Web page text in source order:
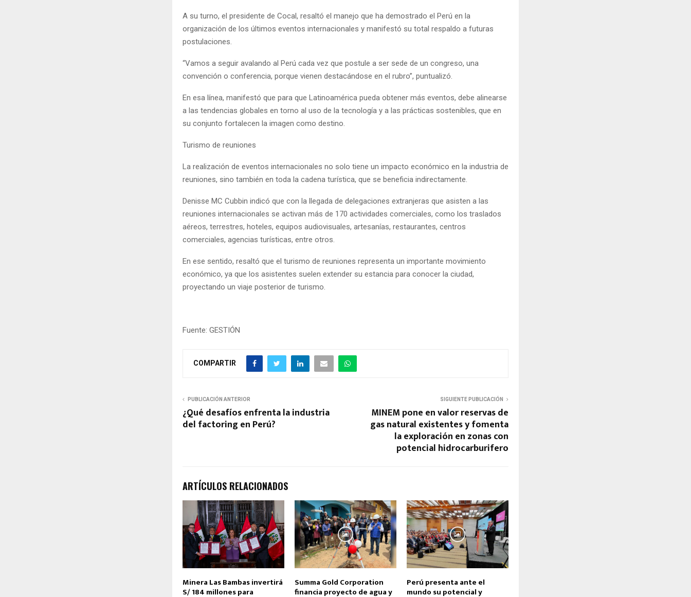
A su turno, el presidente de Cocal, resaltó el manejo que ha demostrado el Perú en la
organización de los últimos eventos internacionales y manifestó su total respaldo a futuras
postulaciones.
“Vamos a seguir avalando al Perú cada vez que postule a ser sede de un congreso, una
convención o conferencia, porque vienen destacándose en el rubro”, puntualizó.
En esa línea, manifestó que para que Latinoamérica pueda obtener más eventos, debe alinearse
a las tendencias globales en torno al uso de la tecnología y a las prácticas sostenibles, que en
su conjunto fortalecen la imagen como destino.
Turismo de reuniones
La realización de eventos internacionales no solo tiene un impacto económico en la industria de
reuniones, sino también en toda la cadena turística, que se beneficia indirectamente.
Denisse MC Cubbin indicó que con la llegada de delegaciones extranjeras que asisten a las
reuniones internacionales se activan más de 170 actividades comerciales, como los traslados
aéreos, terrestres, hoteles, equipos audiovisuales, artesanías, restaurantes, centros
comerciales, agencias turísticas, entre otros.
En ese sentido, resaltó que el turismo de reuniones representa un importante movimiento
económico, ya que los asistentes suelen extender su estancia para conocer la ciudad,
proyectando un viaje posterior de turismo.
Fuente: GESTIÓN
COMPARTIR
PUBLICACIÓN ANTERIOR
¿Qué desafíos enfrenta la industria
del factoring en Perú?
SIGUIENTE PUBLICACIÓN
MINEM pone en valor reservas de
gas natural existentes y fomenta
la exploración en zonas con
potencial hidrocarburifero
ARTÍCULOS RELACIONADOS
Minera Las Bambas invertirá
S/ 184 millones para
Summa Gold Corporation
financia proyecto de agua y
Perú presenta ante el
mundo su potencial y